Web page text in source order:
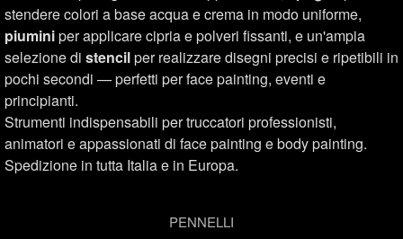
stendere colori a base acqua e crema in modo uniforme,
piuminiper applicare cipria e polveri fissanti, e un'ampia
selezione di stencilper realizzare disegni precisi e ripetibili in
pochi secondi — perfetti per face painting, eventi e
principianti.
Strumenti indispensabili per truccatori professionisti,
animatori e appassionati di face painting e body painting.
Spedizione in tutta Italia e in Europa.
PENNELLI